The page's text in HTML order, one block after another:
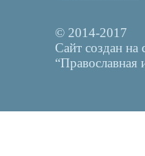
© 2014-2017
Сайт создан на
“Православная